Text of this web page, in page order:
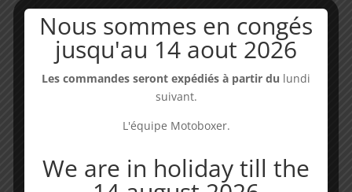
Rated5out
of 5
Alain(verified owner)
10
March 2023
monté rapidement essaie
téléphonique convivial et
Nous sommes en congés
jusqu'au 14 aout 2026
Les commandes seront expédiés à partir du lundi
suivant.
L'équipe Motoboxer.
We are in holiday till the